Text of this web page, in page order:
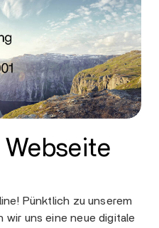
Webseite
Pünktlich zu unserem
wir uns eine neue digitale